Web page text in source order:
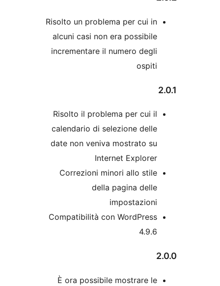
Risolto un problema per cui
alcuni casi non era
incrementare il numero
Risolto il problema per cui
calendario di selezione
date non veniva mostrato
Correzioni minori allo
Compatibilità con
È ora possibile mostrare